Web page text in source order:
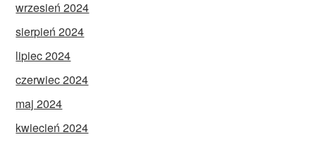
wrzesień 2024
sierpień 2024
lipiec 2024
czerwiec 2024
maj 2024
kwiecień 2024